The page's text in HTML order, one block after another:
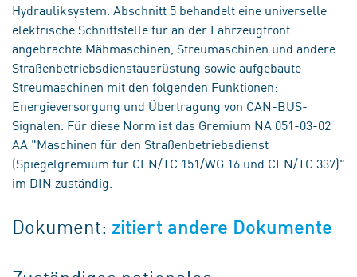
Hydrauliksystem. Abschnitt 5 behandelt eine universelle
elektrische Schnittstelle für an der Fahrzeugfront
angebrachte Mähmaschinen, Streumaschinen und andere
Straßenbetriebsdienstausrüstung sowie aufgebaute
Streumaschinen mit den folgenden Funktionen:
Energieversorgung und Übertragung von CAN-BUS-
Signalen. Für diese Norm ist das Gremium NA 051-03-02
AA "Maschinen für den Straßenbetriebsdienst
(Spiegelgremium für CEN/TC 151/WG 16 und CEN/TC 337)"
im DIN zuständig.
Dokument: zitiert andere Dokumente